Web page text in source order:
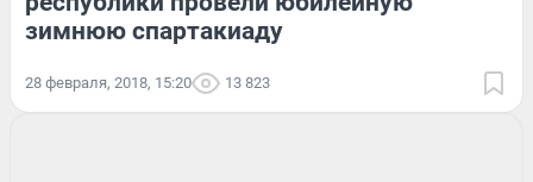
зимнюю спартакиаду
28 февраля, 2018, 15:20 13 823